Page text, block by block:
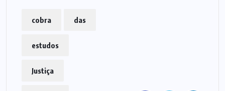
cobra das
estudos
Justiça